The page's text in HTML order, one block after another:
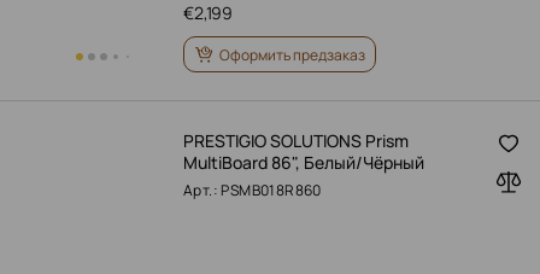
2,199
€
Оформить предзаказ
PRESTIGIO SOLUTIONS Prism
MultiBoard 86", Белый/Чёрный
Арт.: PSMB018R860